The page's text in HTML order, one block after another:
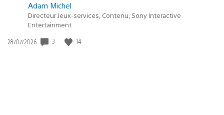
Adam Michel
Directeur Jeux-services, Contenu, Sony Interactive
Entertainment
Date
28/07/2026 3 14